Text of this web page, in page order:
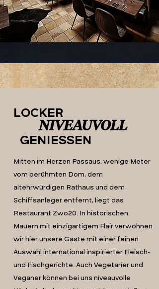
LOCKER
NIVEAUVOLL
GENIESSEN
Mitten im Herzen Passaus, wenige Meter
vom berühmten Dom, dem
altehrwürdigen Rathaus und dem
Schiffsanleger entfernt, liegt das
Restaurant Zwo20. In historischen
Mauern mit einzigartigem Flair verwöhnen
wir hier unsere Gäste mit einer feinen
Auswahl international inspirierter Fleisch-
und Fischgerichte. Auch Vegetarier und
Veganer können bei uns niveauvolle